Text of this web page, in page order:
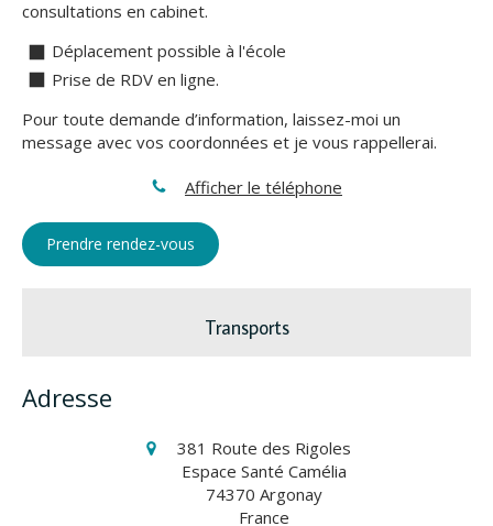
consultations en cabinet.
Déplacement possible à l'école
Prise de RDV en ligne.
Pour toute demande d’information, laissez-moi un
message avec vos coordonnées et je vous rappellerai.
Afficher le téléphone
Prendre rendez-vous
Transports
Adresse
381 Route des Rigoles
Espace Santé Camélia
74370 Argonay
France